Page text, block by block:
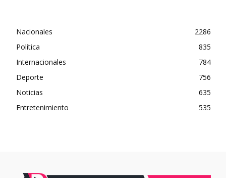
Nacionales
2286
Política
835
Internacionales
784
Deporte
756
Noticias
635
Entretenimiento
535